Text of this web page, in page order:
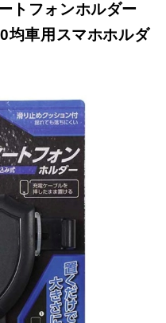
トフォンホルダー
均車用スマホホルダ